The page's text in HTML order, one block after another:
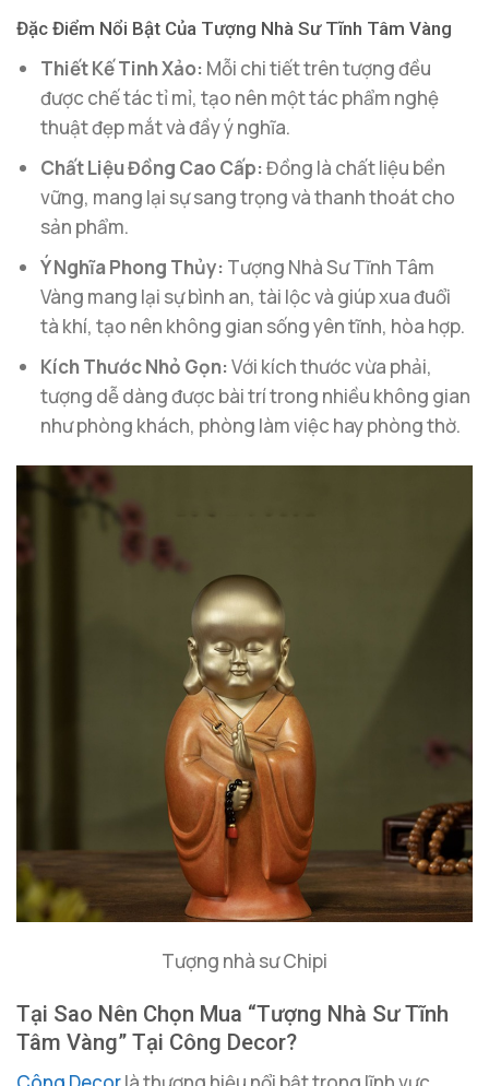
Đặc Điểm Nổi Bật Của Tượng Nhà Sư Tĩnh Tâm Vàng
Thiết Kế Tinh Xảo: Mỗi chi tiết trên tượng đều
được chế tác tỉ mỉ, tạo nên một tác phẩm nghệ
thuật đẹp mắt và đầy ý nghĩa.
Chất Liệu Đồng Cao Cấp:Đồng là chất liệu bền
vững, mang lại sự sang trọng và thanh thoát cho
sản phẩm.
Ý Nghĩa Phong Thủy: Tượng Nhà Sư Tĩnh Tâm
Vàng mang lại sự bình an, tài lộc và giúp xua đuổi
tà khí, tạo nên không gian sống yên tĩnh, hòa hợp.
Kích Thước Nhỏ Gọn:Với kích thước vừa phải,
tượng dễ dàng được bài trí trong nhiều không gian
như phòng khách, phòng làm việc hay phòng thờ.
Tượng nhà sư Chipi
Tại Sao Nên Chọn Mua “Tượng Nhà Sư Tĩnh
Tâm Vàng” Tại Công Decor?